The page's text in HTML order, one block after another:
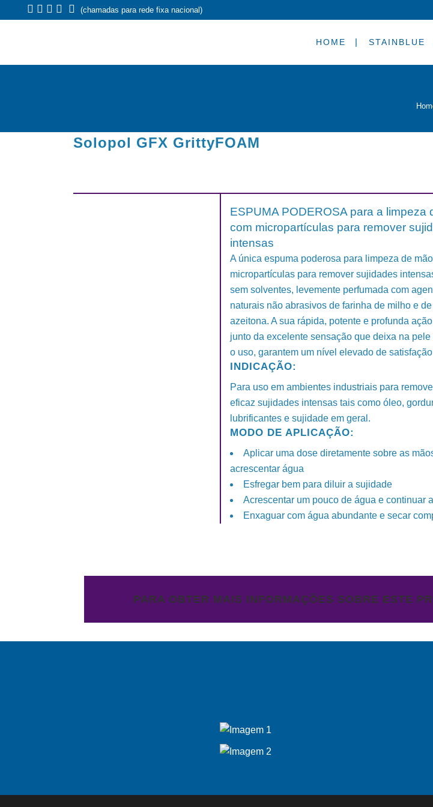
(chamadas para rede fixa nacional)
HOME STAINBLUE
Solopol GFX GrittyFOAM
ESPUMA PODEROSA para a limpeza
com micropartículas para remover
intensas
A única espuma poderosa para limpeza de
micropartículas para remover sujidades
sem solventes, levemente perfumada com
naturais não abrasivos de farinha de milho e
azeitona. A sua rápida, potente e profunda
junto da excelente sensação que deixa na
o uso, garantem um nível elevado de
INDICAÇÃO:
Para uso em ambientes industriais para
eficaz sujidades intensas tais como óleo,
lubrificantes e sujidade em geral.
MODO DE APLICAÇÃO:
Aplicar uma dose diretamente sobre as
acrescentar água
Esfregar bem para diluir a sujidade
Acrescentar um pouco de água e continuar
Enxaguar com água abundante e secar
PARA OBTER MAIS INFORMAÇÕES SOBRE ESTE